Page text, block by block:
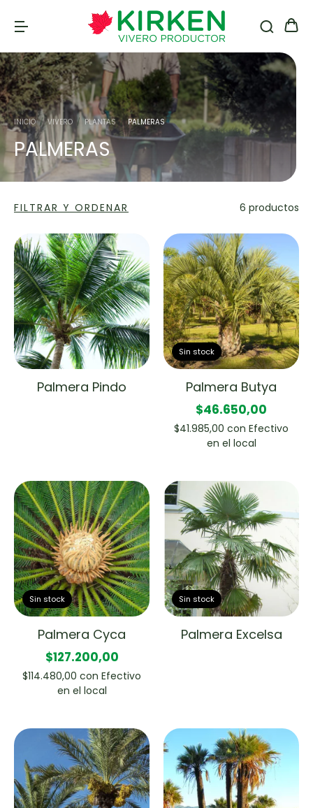
INICIO / VIVERO / PLANTAS / PALMERAS
PALMERAS
FILTRAR Y ORDENAR 6 productos
Palmera Pindo
Sin stock
Palmera Butya
$46.650,00
$41.985,00 con Efectivo
en el local
Sin stock
Palmera Cyca
$127.200,00
$114.480,00 con Efectivo
en el local
Sin stock
Palmera Excelsa